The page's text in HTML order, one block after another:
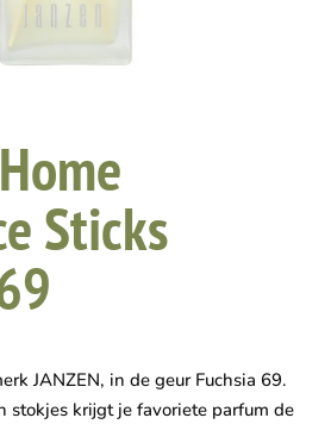
Sticks
JANZEN, in de geur Fuchsia 69.
stokjes krijgt je favoriete parfum de